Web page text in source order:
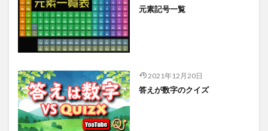
元素記号一覧
2021年12月20日
答えが数字のクイズ